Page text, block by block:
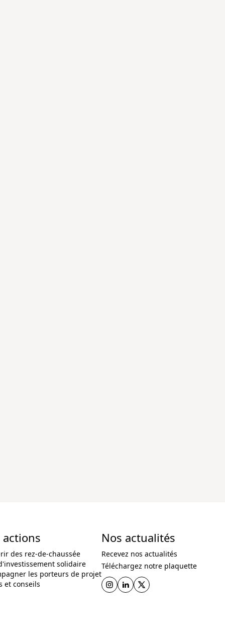
actions
des rez-de-chaussée
solidaire
les porteurs de projet
et conseils
Nos actualités
Recevez nos actualités
Téléchargez notre plaquette